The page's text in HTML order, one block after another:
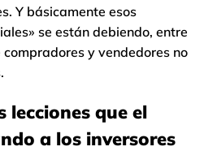
Y básicamente esos
se están debiendo, entre
y vendedores no
lecciones que el
a los inversores